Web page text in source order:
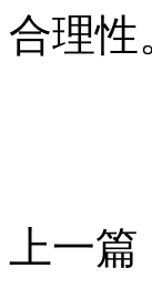
合理性
上一篇